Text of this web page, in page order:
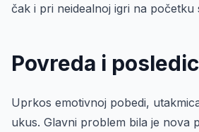
čak i pri neidealnoj igri na početku
Povreda i
Uprkos emotivnoj pobedi,
ukus. Glavni problem bila je nova